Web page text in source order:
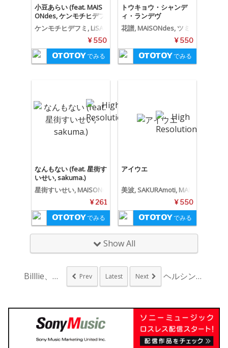
小豆あらい (feat. MAIS
ONdes, ケンモチヒデフ
ミ)
ケンモチヒデフミ, LiSA,
¥ 550
でみる
トウキョウ・シャンデ
ィ・ランデヴ
花譜, MAISONdes, ツミ
¥ 550
でみる
なんもない (feat. 星街す
いせい, sakuma.)
星街すいせい, MAISONd
¥ 261
でみる
アイウエ
美波, SAKURAmoti, MAI
¥ 550
でみる
Show All
Billlie、日本... Prev Latest Next ヘルシンキ、1曲15...